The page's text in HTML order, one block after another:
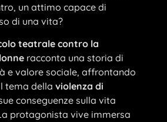
un attimo capace di
di una vita?
teatrale contro la
racconta una storia di
e valore sociale, affrontando
tema della violenza di
conseguenze sulla vita
protagonista vive immersa